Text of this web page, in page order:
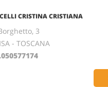
CRISTINA CRISTIANA
3
- TOSCANA